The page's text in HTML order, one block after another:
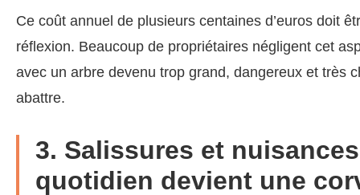
Ce coût annuel de plusieurs centaines d’euros doit
réflexion. Beaucoup de propriétaires négligent cet
avec un arbre devenu trop grand, dangereux et très
abattre.
3. Salissures et
quotidien devient une